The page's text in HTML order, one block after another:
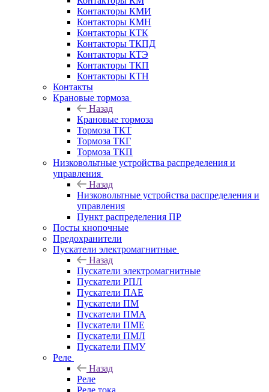
Контакторы КМИ
Контакторы КМН
Контакторы КТК
Контакторы ТКПД
Контакторы КТЭ
Контакторы ТКП
Контакторы КТН
Контакты
Крановые тормоза
Назад
Крановые тормоза
Тормоза ТКТ
Тормоза ТКГ
Тормоза ТКП
Низковольтные устройства распределения и
управления
Назад
Низковольтные устройства распределения и
управления
Пункт распределения ПР
Посты кнопочные
Предохранители
Пускатели электромагнитные
Назад
Пускатели электромагнитные
Пускатели РПЛ
Пускатели ПАЕ
Пускатели ПМ
Пускатели ПМА
Пускатели ПМЕ
Пускатели ПМЛ
Пускатели ПМУ
Реле
Назад
Реле
Реле тока